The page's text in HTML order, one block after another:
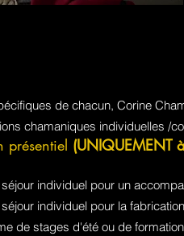
de chacun, Corine
chamaniques individuelles /
présentiel (UNIQUEMENT à
individuel pour un
individuel pour la
de stages d'été ou de